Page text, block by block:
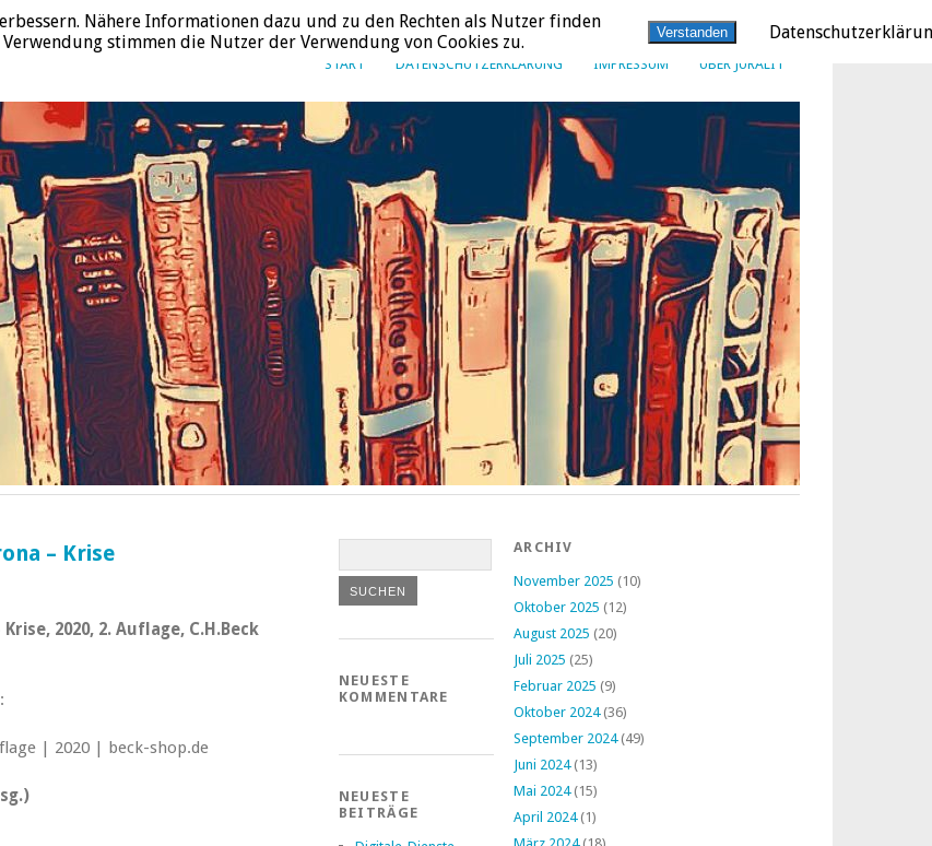
START DATENSCHUTZERKLÄRUNG IMPRESSUM ÜBER JURALIT
– Krise
2020, 2. Auflage, C.H.Beck
NEUESTE
KOMMENTARE
NEUESTE
BEITRÄGE
ARCHIV
November 2025 (10)
Oktober 2025 (12)
August 2025 (20)
Juli 2025 (25)
Februar 2025 (9)
Oktober 2024(36)
September 2024(49)
Juni 2024(13)
Mai 2024(15)
April 2024(1)
Nähere Informationen dazu und zu den Rechten als Nutzer finden
stimmen die Nutzer der Verwendung von Cookies zu.
Verstanden